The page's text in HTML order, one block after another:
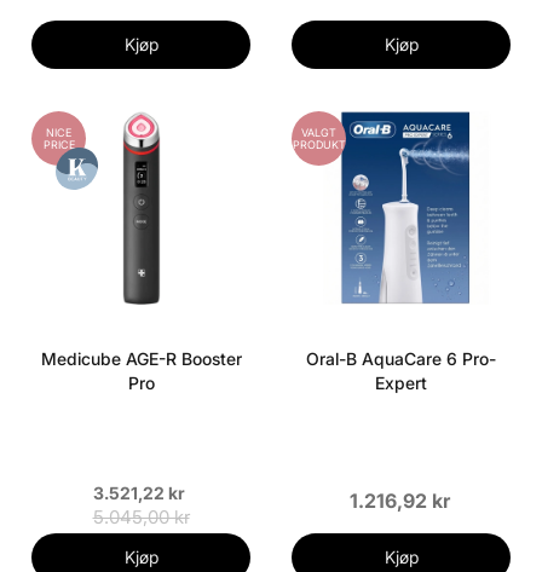
Kjøp Kjøp
NICE
PRICE
Medicube AGE-R Booster
Pro
3.521,22 kr
5.045,00 kr
Kjøp
VALGT
PRODUKT
Oral-B AquaCare 6 Pro-
Expert
1.216,92 kr
Kjøp